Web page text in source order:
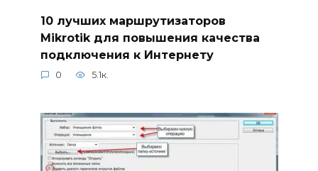
10 лучших маршрутизаторов
Mikrotik для повышения качества
подключения к Интернету
0 5.1к.